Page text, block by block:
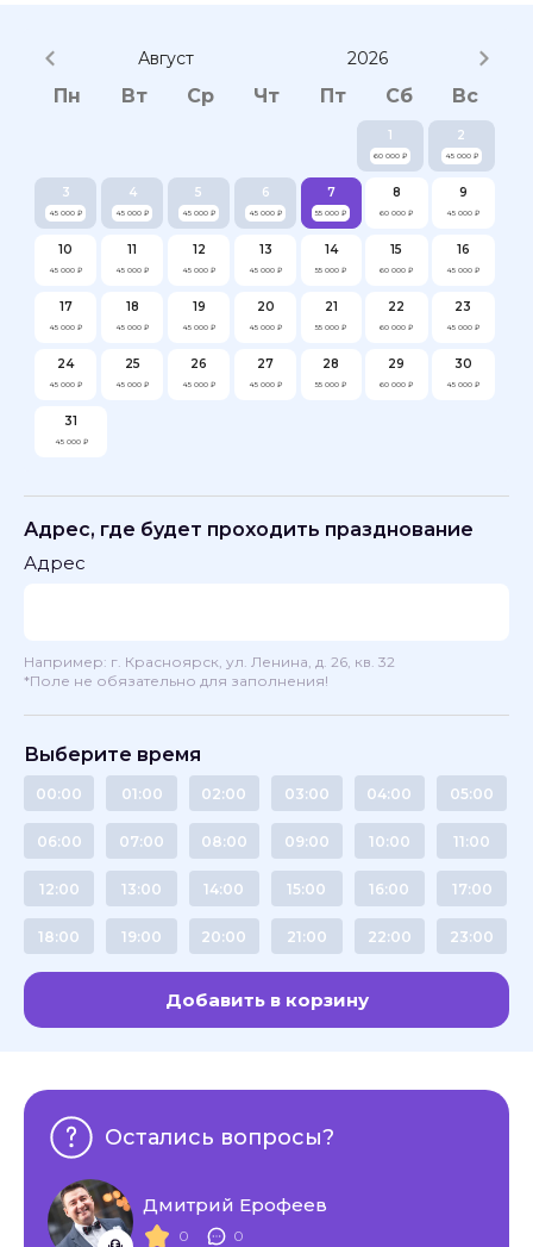
Август 2026
Пн Вт Ср Чт Пт Сб Вс
1
60 000 ₽
2
45 000 ₽
3
45 000 ₽
4
45 000 ₽
5
45 000 ₽
6
45 000 ₽
7
55 000 ₽
8
60 000 ₽
9
45 000 ₽
10
45 000 ₽
11
45 000 ₽
12
45 000 ₽
13
45 000 ₽
14
55 000 ₽
15
60 000 ₽
16
45 000 ₽
17
45 000 ₽
18
45 000 ₽
19
45 000 ₽
20
45 000 ₽
21
55 000 ₽
22
60 000 ₽
23
45 000 ₽
24
45 000 ₽
25
45 000 ₽
26
45 000 ₽
27
45 000 ₽
28
55 000 ₽
29
60 000 ₽
30
45 000 ₽
31
45 000 ₽
Адрес, где будет проходить празднование
Адрес
Например: г. Красноярск, ул. Ленина, д. 26, кв. 32
*Поле не обязательно для заполнения!
Выберите время
00:00 01:00 02:00 03:00 04:00 05:00
06:00 07:00 08:00 09:00 10:00 11:00
12:00 13:00 14:00 15:00 16:00 17:00
18:00 19:00 20:00 21:00 22:00 23:00
Добавить в корзину
Остались вопросы?
Дмитрий Ерофеев
0 0